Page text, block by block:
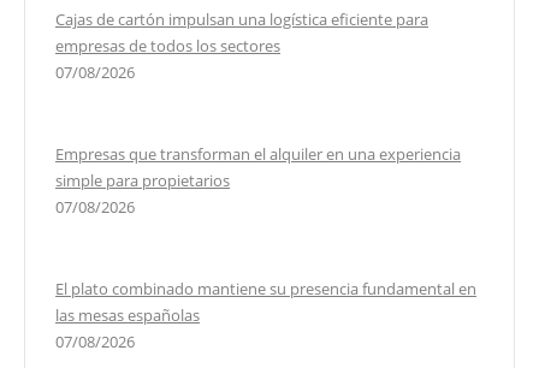
Cajas de cartón impulsan una logística eficiente para
empresas de todos los sectores
07/08/2026
Empresas que transforman el alquiler en una experiencia
simple para propietarios
07/08/2026
El plato combinado mantiene su presencia fundamental en
las mesas españolas
07/08/2026